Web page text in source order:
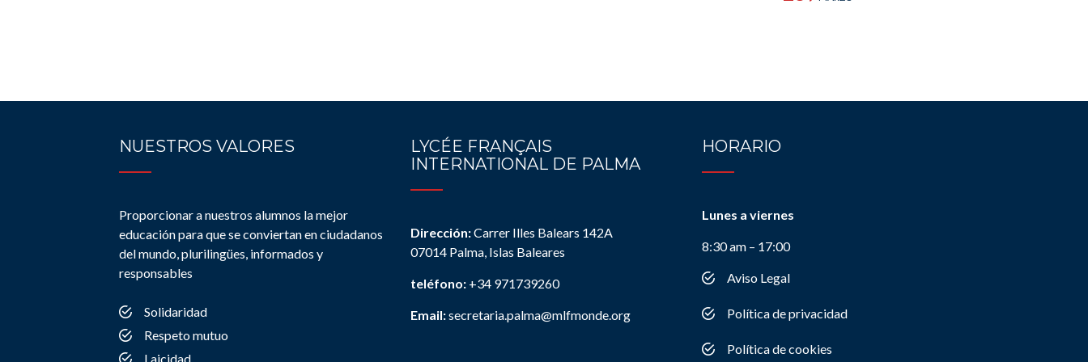
NUESTROS VALORES
Proporcionar a nuestros alumnos la mejor
educación para que se conviertan en ciudadanos
del mundo, plurilingües, informados y
responsables
Solidaridad
Respeto mutuo
Laicidad
LYCÉE FRANÇAIS
INTERNATIONAL DE PALMA
Dirección:Carrer Illes Balears 142A
07014 Palma, Islas Baleares
teléfono: +34 971739260
Email:secretaria.palma@mlfmonde.org
HORARIO
Lunes a viernes
8:30 am – 17:00
Aviso Legal
Política de privacidad
Política de cookies